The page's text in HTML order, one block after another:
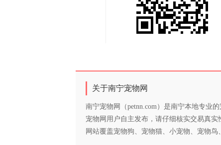
关于南宁宠物网
南宁宠物网（petnn.com）是南宁本地专业
宠物网用户自主发布，请仔细核实交易真实
网站覆盖宠物狗、宠物猫、小宠物、宠物